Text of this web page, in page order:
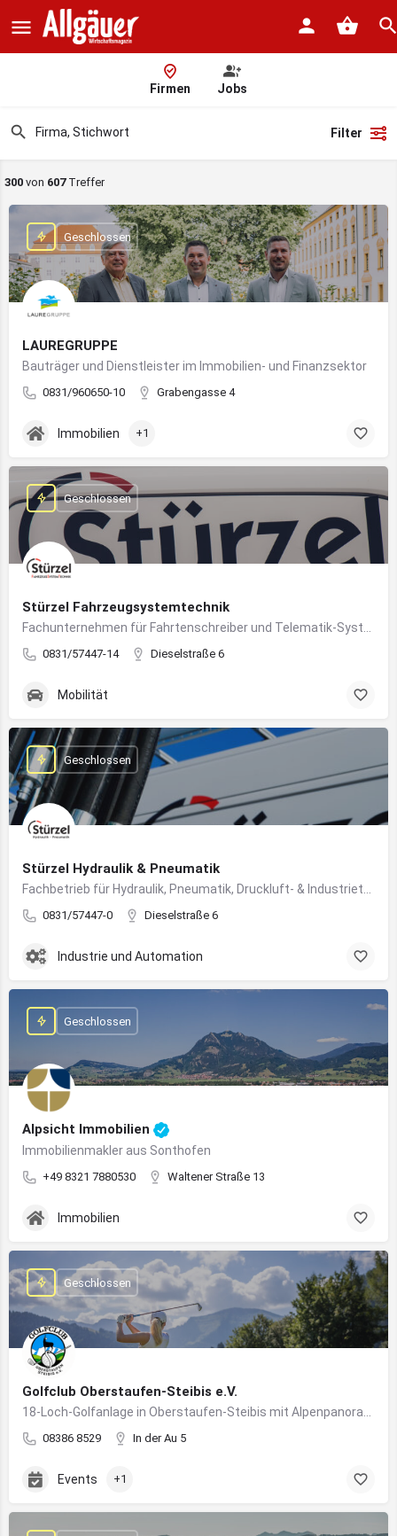
Firmen Jobs
Filter
300 von 607Treffer
LAUREGRUPPE
Bauträger und Dienstleister im Immobilien- und Finanzsektor
0831/960650-10 Grabengasse 4
Geschlossen
Immobilien +1
Stürzel Fahrzeugsystemtechnik
0831/57447-14 Dieselstraße 6
Geschlossen
Mobilität
Stürzel Hydraulik & Pneumatik
0831/57447-0 Dieselstraße 6
Geschlossen
Industrie und Automation
Alpsicht Immobilien
Immobilienmakler aus Sonthofen
+49 8321 7880530 Waltener Straße 13
Geschlossen
Immobilien
Golfclub Oberstaufen-Steibis e.V.
08386 8529 In der Au 5
Geschlossen
Events +1